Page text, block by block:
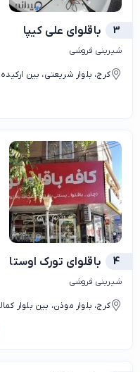
3 باقلوای علی کیپا
شیرینی فروشی
کرج، بلوار شریعتی، بین
4 باقلوای تورک اوستا
شیرینی فروشی
کرج، بلوار موذن، بین بلوار